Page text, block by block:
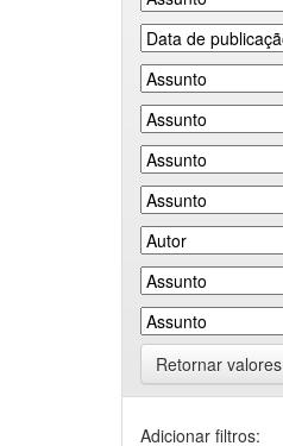
Retornar valores
Adicionar filtros: